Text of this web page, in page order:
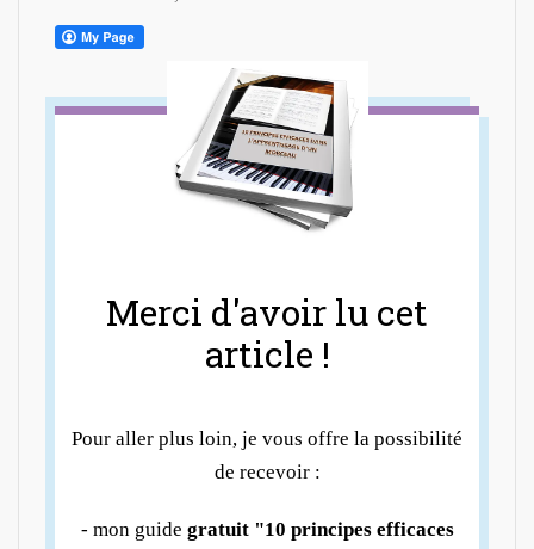
Merci d'avoir lu cet
article !
Pour aller plus loin, je vous offre la possibilité
de recevoir :
- mon guide gratuit "10 principes efficaces